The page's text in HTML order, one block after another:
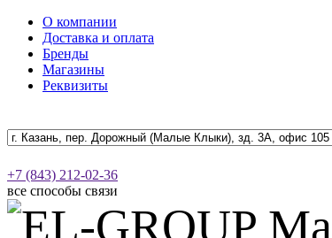
О компании
Доставка и оплата
Бренды
Магазины
Реквизиты
+7 (843) 212-02-36
все способы связи